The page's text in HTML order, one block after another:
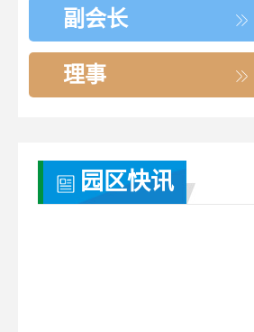
副会长
理事
园区快讯